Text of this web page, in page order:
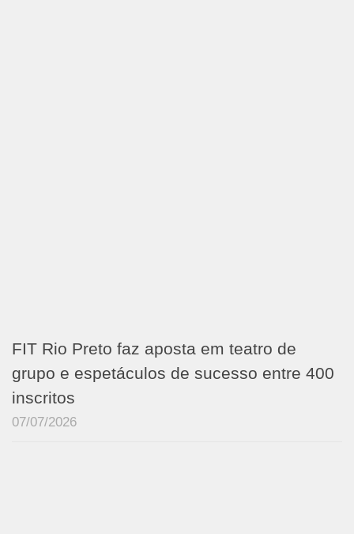
FIT Rio Preto faz aposta em teatro de
grupo e espetáculos de sucesso entre 400
inscritos
07/07/2026